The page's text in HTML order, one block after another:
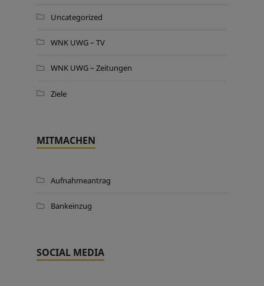
Uncategorized
WNK UWG – TV
WNK UWG – Zeitungen
Ziele
MITMACHEN
Aufnahmeantrag
Bankeinzug
SOCIAL MEDIA